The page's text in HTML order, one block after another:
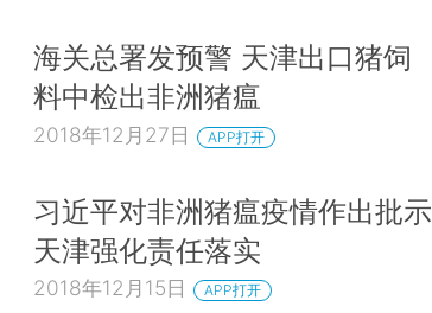
海关总署发预警 天津出口猪饲
料中检出非洲猪瘟
2018年12月27日 APP打开
习近平对非洲猪瘟疫情作出批示
天津强化责任落实
2018年12月15日 APP打开